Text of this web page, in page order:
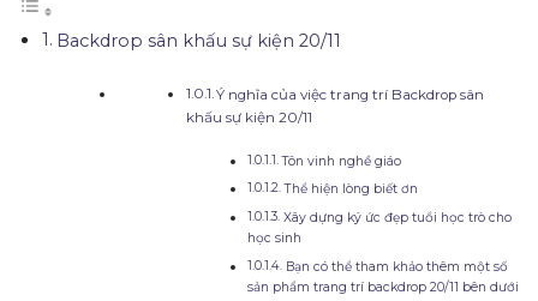
Backdrop sân khấu sự kiện 20/11
Ý nghĩa của việc trang trí Backdrop sân
khấu sự kiện 20/11
Tôn vinh nghề giáo
Thể hiện lòng biết ơn
Xây dựng ký ức đẹp tuổi học trò cho
học sinh
Bạn có thể tham khảo thêm một số
sản phẩm trang trí backdrop 20/11 bên dưới